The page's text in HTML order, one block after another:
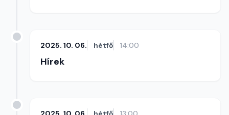
2025. 10. 06. hétfő 14:00
Hírek